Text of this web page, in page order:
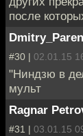
после
#30 | 02.01.15
"Ниндзю в
мульт
Ragnar
#31 | 03.01.15